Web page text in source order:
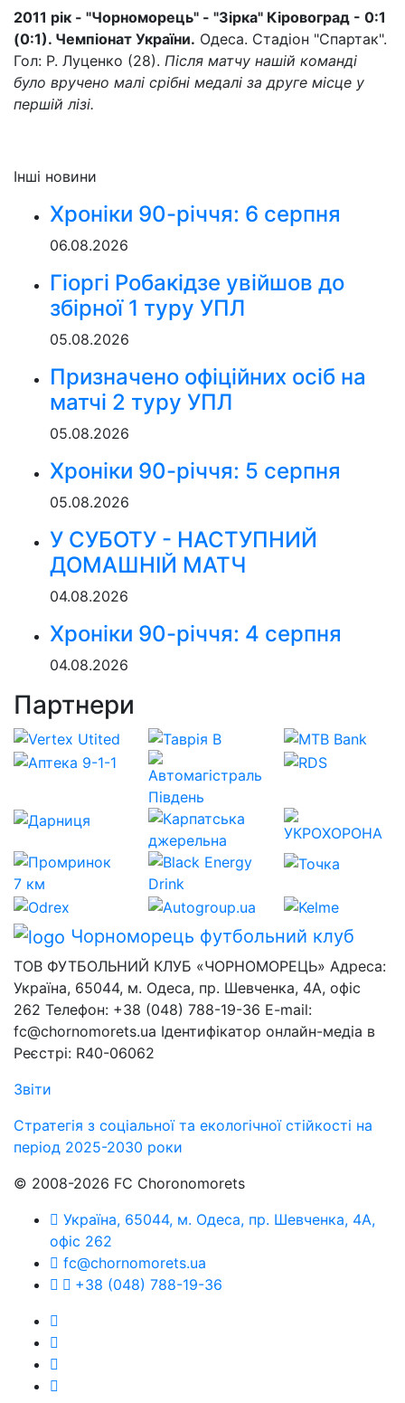
2011 рік - "Чорноморець" - "Зірка" Кіровоград - 0:1
(0:1). Чемпіонат України. Одеса. Стадіон "Спартак".
Гол: Р. Луценко (28). Після матчу нашій команді
було вручено малі срібні медалі за друге місце у
першій лізі.
Інші новини
Хроніки 90-річчя: 6 серпня
06.08.2026
Гіоргі Робакідзе увійшов до
збірної 1 туру УПЛ
05.08.2026
Призначено офіційних осіб на
матчі 2 туру УПЛ
05.08.2026
Хроніки 90-річчя: 5 серпня
05.08.2026
У СУБОТУ - НАСТУПНИЙ
ДОМАШНІЙ МАТЧ
04.08.2026
Хроніки 90-річчя: 4 серпня
04.08.2026
Партнери
Чорноморець футбольний клуб
ТОВ ФУТБОЛЬНИЙ КЛУБ «ЧОРНОМОРЕЦЬ» Адреса:
Україна, 65044, м. Одеса, пр. Шевченка, 4А, офіс
262 Телефон: +38 (048) 788-19-36 E-mail:
fc@chornomorets.ua Ідентифікатор онлайн-медіа в
Реєстрі: R40-06062
Звіти
Стратегія з соціальної та екологічної стійкості на
період 2025-2030 роки
© 2008-2026 FC Choronomorets
Україна, 65044, м. Одеса, пр. Шевченка, 4А,
офіс 262
fc@chornomorets.ua
+38 (048) 788-19-36